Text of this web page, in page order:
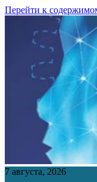
Перейти к
7 августа, 2026